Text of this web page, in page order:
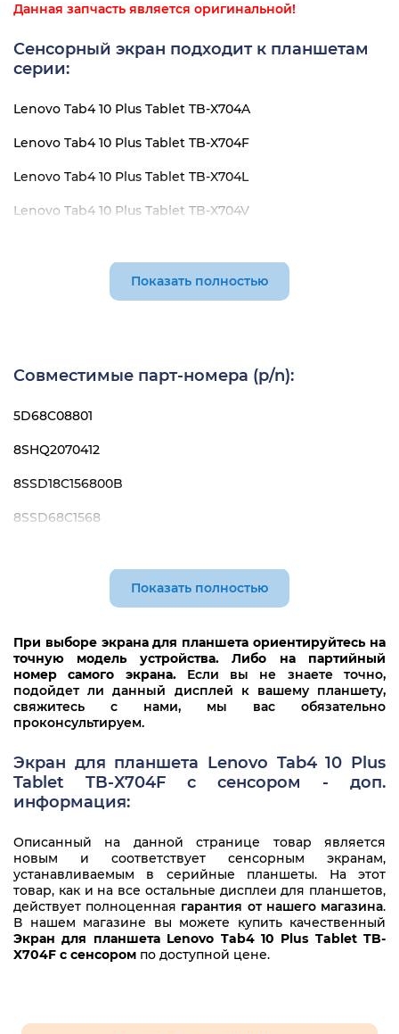
Данная запчасть является оригинальной!
Сенсорный экран подходит к планшетам
серии:
Lenovo Tab4 10 Plus Tablet TB-X704A
Lenovo Tab4 10 Plus Tablet TB-X704F
Lenovo Tab4 10 Plus Tablet TB-X704L
Lenovo Tab4 10 Plus Tablet TB-X704V
Показать полностью
Совместимые парт-номера (p/n):
5D68C08801
8SHQ2070412
8SSD18C156800B
8SSD68C1568
Показать полностью
При выборе экрана для планшета ориентируйтесь на
точную модель устройства. Либо на партийный
номер самого экрана. Если вы не знаете точно,
подойдет ли данный дисплей к вашему планшету,
свяжитесь с нами, мы вас обязательно
проконсультируем.
Экран для планшета Lenovo Tab4 10 Plus
Tablet TB-X704F с сенсором - доп.
информация:
Описанный на данной странице товар является
новым и соответствует сенсорным экранам,
устанавливаемым в серийные планшеты. На этот
товар, как и на все остальные дисплеи для планшетов,
действует полноценная гарантия от нашего магазина.
В нашем магазине вы можете купить качественный
Экран для планшета Lenovo Tab4 10 Plus Tablet TB-
X704F с сенсором по доступной цене.